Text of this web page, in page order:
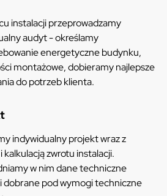
instalacji przeprowadzamy
audyt - określamy
energetyczne budynku,
montażowe, dobieramy najlepsze
do potrzeb klienta.
indywidualny projekt wraz z
kalkulacją zwrotu instalacji.
w nim dane techniczne
dobrane pod wymogi techniczne